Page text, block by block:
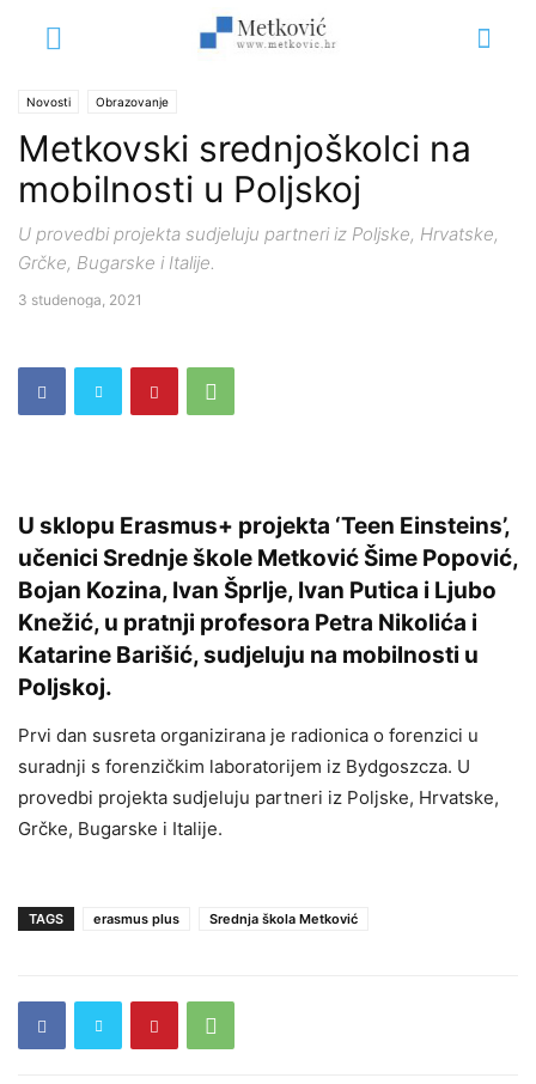
Novosti Obrazovanje
Metkovski srednjoškolci na
mobilnosti u Poljskoj
U provedbi projekta sudjeluju partneri iz Poljske, Hrvatske,
Grčke, Bugarske i Italije.
3 studenoga, 2021
U sklopu Erasmus+ projekta ‘Teen Einsteins’,
učenici Srednje škole Metković Šime Popović,
Bojan Kozina, Ivan Šprlje, Ivan Putica i Ljubo
Knežić, u pratnji profesora Petra Nikolića i
Katarine Barišić, sudjeluju na mobilnosti u
Poljskoj.
Prvi dan susreta organizirana je radionica o forenzici u
suradnji s forenzičkim laboratorijem iz Bydgoszcza. U
provedbi projekta sudjeluju partneri iz Poljske, Hrvatske,
Grčke, Bugarske i Italije.
TAGS erasmus plus Srednja škola Metković